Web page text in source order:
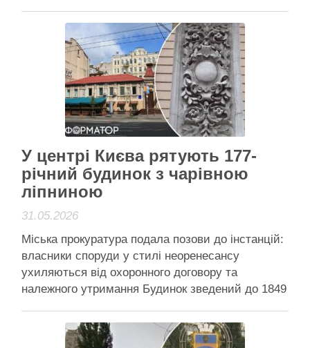
музею народної архітектури та побуту України в
Пирогово можна дістатися прямим автобусом –
у Києві запустили новий маршрут №58. …
Читати далі
Активісти району
У центрі Києва рятують 177-
річний будинок з чарівною
ліпниною
31.05.2026
Міська прокуратура подала позови до інстанцій:
власники споруди у стилі неоренесансу
ухиляються від охоронного договору та
належного утримання Будинок зведений до 1849
неоренесансу Київська міська прокуратура
подала позови до суду, щоб змусити власників